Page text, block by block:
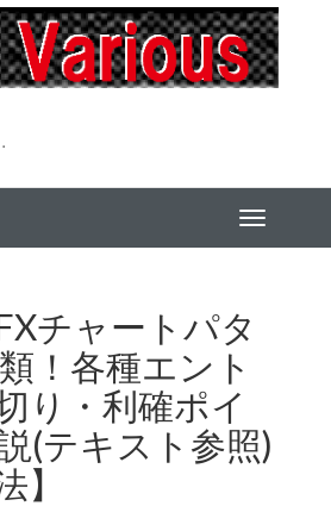
チャートパタ
！各種エント
り・利確ポイ
(テキスト参照)
】